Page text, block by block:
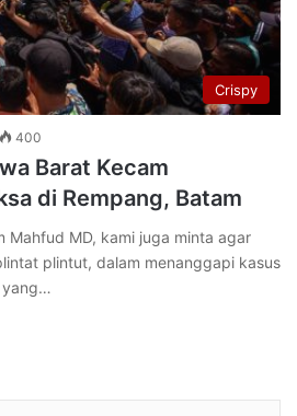
Crispy
400
Barat Kecam
di Rempang, Batam
Mahfud MD, kami juga minta agar
plintut, dalam menanggapi kasus
yang…